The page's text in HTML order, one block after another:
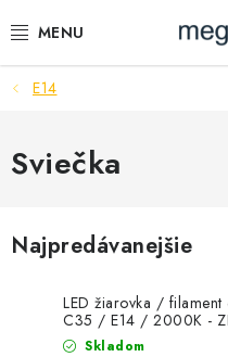
na
PRIEMYSEL
SVIETIDLÁ
PRACOVNÉ SVIETIDLÁ
ELEKTROMATERIÁL
E14
Sviečka
Najpredávanejšie
LED žiarovka /
C35 / E14 / 2000K -
Skladom